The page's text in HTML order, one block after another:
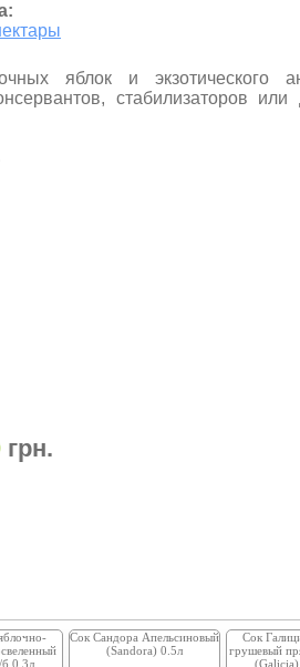
яблок и экзотического
стабилизаторов или
грн.
0.3л
Сок Сандора Апельсиновый
(Sandora) 0.5л
Сок
грушевый